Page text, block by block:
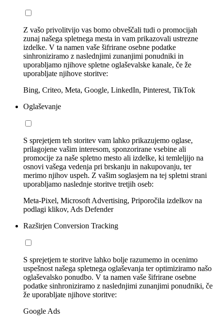
Z vašo privolitvijo vas bomo obveščali tudi o promocijah
zunaj našega spletnega mesta in vam prikazovali ustrezne
izdelke. V ta namen vaše šifrirane osebne podatke
sinhroniziramo z naslednjimi zunanjimi ponudniki in
uporabljamo njihove spletne oglaševalske kanale, če že
uporabljate njihove storitve:
Bing, Criteo, Meta, Google, LinkedIn, Pinterest, TikTok
Oglaševanje
S sprejetjem teh storitev vam lahko prikazujemo oglase,
prilagojene vašim interesom, sponzorirane vsebine ali
promocije za naše spletno mesto ali izdelke, ki temleljijo na
osnovi vašega vedenja pri brskanju in nakupovanju, ter
merimo njihov uspeh. Z vašim soglasjem na tej spletni strani
uporabljamo naslednje storitve tretjih oseb:
Meta-Pixel, Microsoft Advertising, Priporočila izdelkov na
podlagi klikov, Ads Defender
Razširjen Conversion Tracking
S sprejetjem te storitve lahko bolje razumemo in ocenimo
uspešnost našega spletnega oglaševanja ter optimiziramo našo
oglaševalsko ponudbo. V ta namen vaše šifrirane osebne
podatke sinhroniziramo z naslednjimi zunanjimi ponudniki, če
že uporabljate njihove storitve:
Google Ads